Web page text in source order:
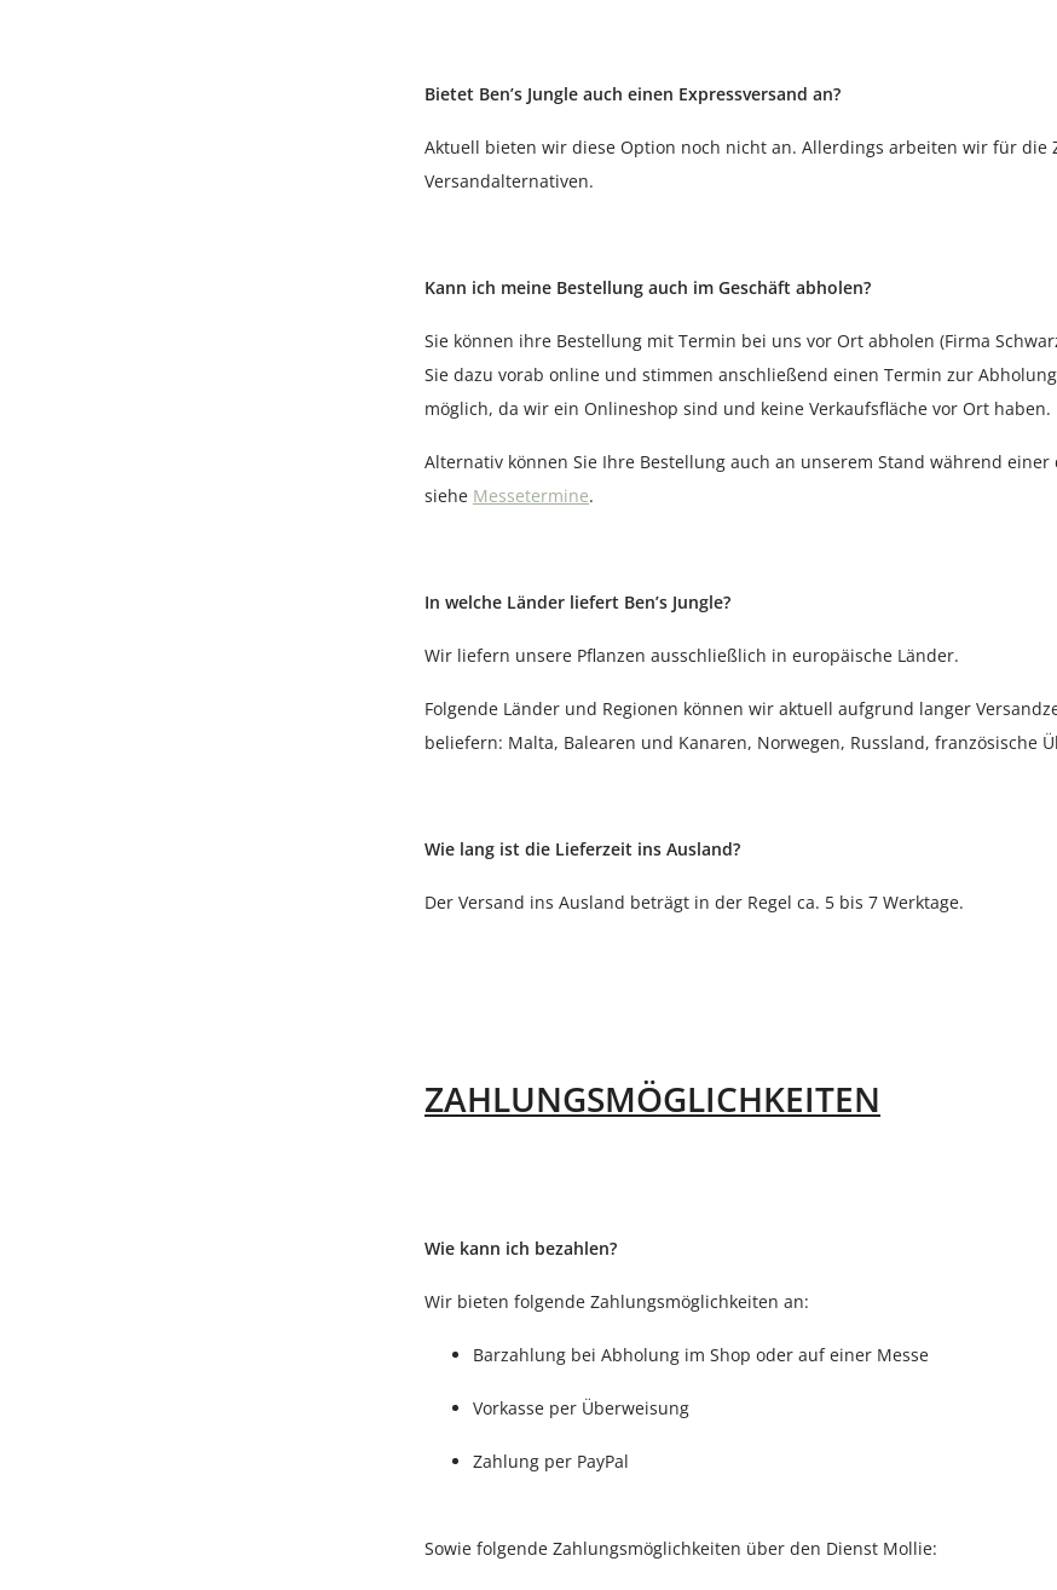
Bietet Ben’s Jungle auch einen Expressversand an?
Aktuell bieten wir diese Option noch nicht an. Allerdings arbeiten wir für die
Versandalternativen.
Kann ich meine Bestellung auch im Geschäft abholen?
Sie können ihre Bestellung mit Termin bei uns vor Ort abholen (Firma
Sie dazu vorab online und stimmen anschließend einen Termin zur
möglich, da wir ein Onlineshop sind und keine Verkaufsfläche vor Ort
Alternativ können Sie Ihre Bestellung auch an unserem Stand während
siehe Messetermine.
In welche Länder liefert Ben’s Jungle?
Wir liefern unsere Pflanzen ausschließlich in europäische Länder.
Folgende Länder und Regionen können wir aktuell aufgrund langer
beliefern: Malta, Balearen und Kanaren, Norwegen, Russland, französische
Wie lang ist die Lieferzeit ins Ausland?
Der Versand ins Ausland beträgt in der Regel ca. 5 bis 7 Werktage.
ZAHLUNGSMÖGLICHKEITEN
Wie kann ich bezahlen?
Wir bieten folgende Zahlungsmöglichkeiten an:
Barzahlung bei Abholung im Shop oder auf einer Messe
Vorkasse per Überweisung
Zahlung per PayPal
Sowie folgende Zahlungsmöglichkeiten über den Dienst Mollie: